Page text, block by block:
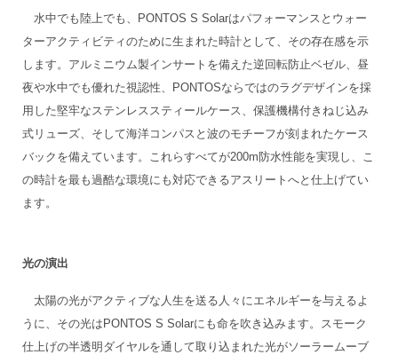
水中でも陸上でも、PONTOS S Solarはパフォーマンスとウォー
ターアクティビティのために生まれた時計として、その存在感を示
します。アルミニウム製インサートを備えた逆回転防止ベゼル、昼
夜や水中でも優れた視認性、PONTOSならではのラグデザインを採
用した堅牢なステンレススティールケース、保護機構付きねじ込み
式リューズ、そして海洋コンパスと波のモチーフが刻まれたケース
バックを備えています。これらすべてが200m防水性能を実現し、こ
の時計を最も過酷な環境にも対応できるアスリートへと仕上げてい
ます。
光の演出
太陽の光がアクティブな人生を送る人々にエネルギーを与えるよ
うに、その光はPONTOS S Solarにも命を吹き込みます。スモーク
仕上げの半透明ダイヤルを通して取り込まれた光がソーラームーブ